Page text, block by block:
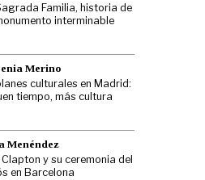
Familia, historia de
interminable
Merino
culturales en Madrid:
tiempo, más cultura
Menéndez
Clapton y su ceremonia del
en Barcelona